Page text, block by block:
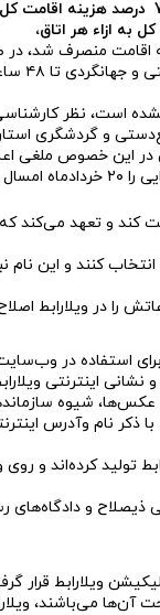
است، نظر
و گردشگری
در این خصوص ملغی
اجرا است.
کند و تعهد می‌کند
کنند و این
را در ویلارابط
استفاده در
و نشانی اینترنتی
شیوه
با ذکر نام وآدرس
کرده‌اند و
ذیصلاح و
ویلارابط
می‌باشند،